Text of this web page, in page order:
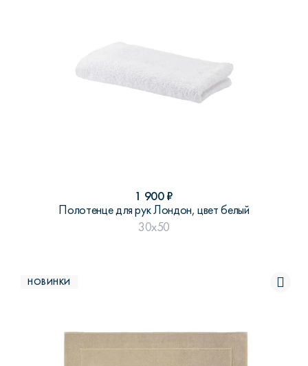
1 900₽
Полотенце для рук Лондон, цвет белый
30x50
НОВИНКИ